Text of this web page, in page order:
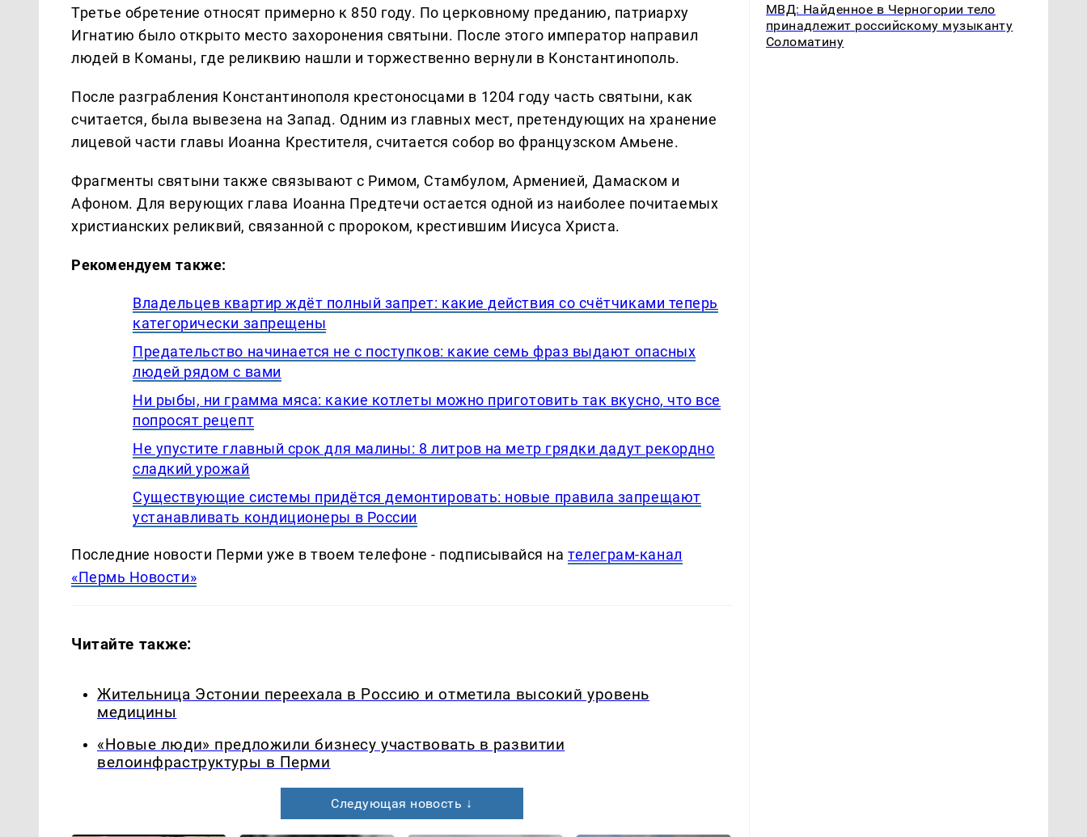
Третье обретение относят примерно к 850 году. По церковному преданию, патриарху
Игнатию было открыто место захоронения святыни. После этого император направил
людей в Команы, где реликвию нашли и торжественно вернули в Константинополь.
После разграбления Константинополя крестоносцами в 1204 году часть святыни, как
считается, была вывезена на Запад. Одним из главных мест, претендующих на хранение
лицевой части главы Иоанна Крестителя, считается собор во французском Амьене.
Фрагменты святыни также связывают с Римом, Стамбулом, Арменией, Дамаском и
Афоном. Для верующих глава Иоанна Предтечи остается одной из наиболее почитаемых
христианских реликвий, связанной с пророком, крестившим Иисуса Христа.
Рекомендуем также:
Владельцев квартир ждёт полный запрет: какие действия со счётчиками теперь
категорически запрещены
Предательство начинается не с поступков: какие семь фраз выдают опасных
людей рядом с вами
Ни рыбы, ни грамма мяса: какие котлеты можно приготовить так вкусно, что все
попросят рецепт
Не упустите главный срок для малины: 8 литров на метр грядки дадут рекордно
сладкий урожай
Существующие системы придётся демонтировать: новые правила запрещают
устанавливать кондиционеры в России
Последние новости Перми уже в твоем телефоне - подписывайся нателеграм-канал
«Пермь Новости»
Читайте также:
Жительница Эстонии переехала в Россию и отметила высокий уровень
медицины
«Новые люди» предложили бизнесу участвовать в развитии
велоинфраструктуры в Перми
Следующая новость ↓
МВД: Найденное в Черногории тело
принадлежит российскому музыканту
Соломатину